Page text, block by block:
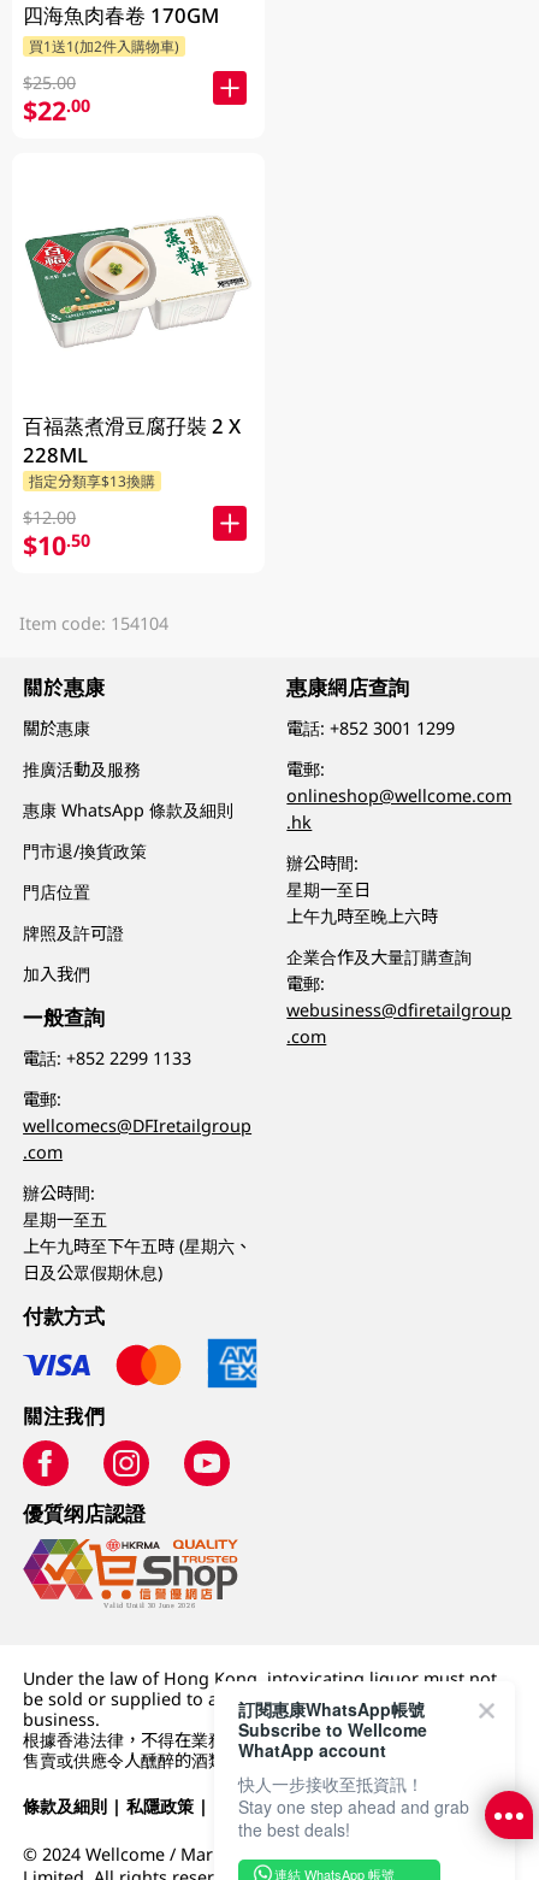
四海魚肉春卷 170GM
買1送1(加2件入購物車)
$25.00
$22.00
百福蒸煮滑豆腐孖裝 2 X
228ML
指定分類享$13換購
$12.00
$10.50
Item code: 154104
關於惠康
關於惠康
推廣活動及服務
惠康 WhatsApp 條款及細則
門市退/換貨政策
門店位置
牌照及許可證
加入我們
一般查詢
電話:+852 2299 1133
電郵:
wellcomecs@DFIretailgroup
.com
辦公時間:
星期一至五
上午九時至下午五時 (星期六、
日及公眾假期休息)
惠康網店查詢
電話:+852 3001 1299
電郵:
onlineshop@wellcome.com
.hk
辦公時間:
星期一至日
上午九時至晚上六時
企業合作及大量訂購查詢
電郵:
webusiness@dfiretailgroup
.com
付款方式
關注我們
優質纲店認證
Under the law of Hong Kong, intoxicating liquor must not
be sold or supplied to a minor (under 18) in the course of
business.
根據香港法律，不得在業務過程中，向未成年人 (18 歲以下人士)
售賣或供應令人醺醉的酒類。
條款及細則 |私隱政策 | DFI零售集團
© 2024 Wellcome / Market Place. The Dairy Farm Company
訂閱惠康WhatsApp帳號
Subscribe to Wellcome
WhatApp account
快人一步接收至抵資訊！
Stay one step ahead and grab
the best deals!
連結 WhatsApp 帳號